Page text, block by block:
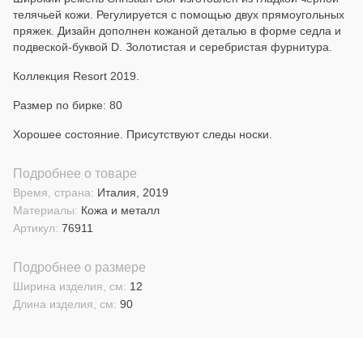
телячьей кожи. Регулируется с помощью двух прямоугольных
пряжек. Дизайн дополнен кожаной деталью в форме седла и
подвеской-буквой D. Золотистая и серебристая фурнитура.
Коллекция Resort 2019.
Размер по бирке: 80
Хорошее состояние. Присутствуют следы носки.
Подробнее о товаре
Материалы: Кожа и металл
Время, страна: Италия, 2019
Артикул: 76911
Подробнее о размере
Длина изделия, см: 90
Ширина изделия, см: 12